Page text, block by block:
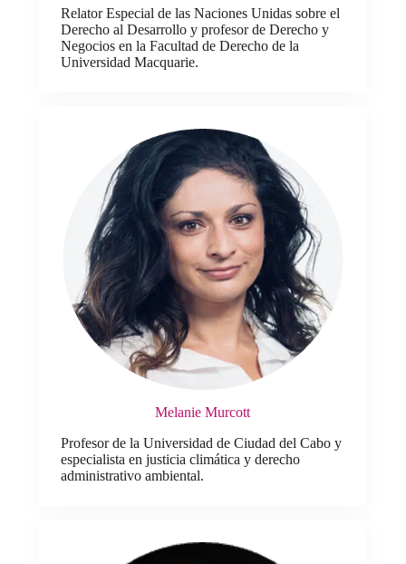
Relator Especial de las Naciones Unidas sobre el
Derecho al Desarrollo y profesor de Derecho y
Negocios en la Facultad de Derecho de la
Universidad Macquarie.
Melanie Murcott
Profesor de la Universidad de Ciudad del Cabo y
especialista en justicia climática y derecho
administrativo ambiental.